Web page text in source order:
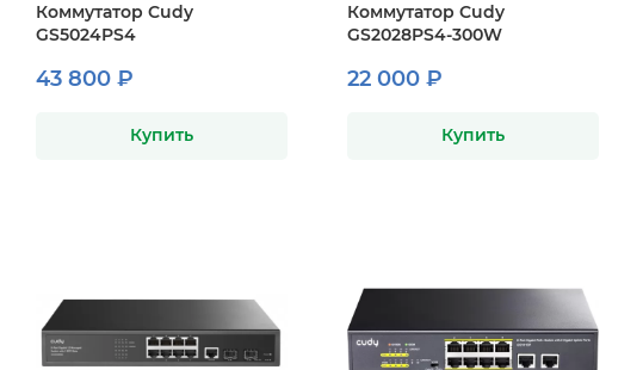
Коммутатор Cudy
GS5024PS4
43 800 ₽
Купить
Коммутатор Cudy
GS2028PS4-300W
22 000 ₽
Купить